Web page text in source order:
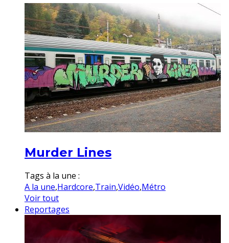
Murder Lines
Tags à la une :
A la une,Hardcore,Train,Vidéo,Métro
Voir tout
Reportages